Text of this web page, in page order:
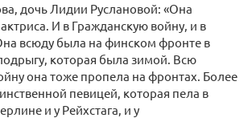
дочь Лидии Руслановой: «Она
И в Гражданскую войну, и в
всюду была на финском фронте в
которая была зимой. Всю
она тоже пропела на фронтах. Более
певицей, которая пела в
и у Рейхстага, и у